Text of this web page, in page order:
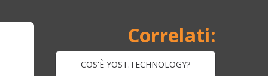
COS'È YOST.TECHNOLOGY?